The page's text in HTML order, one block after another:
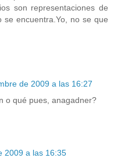
son representaciones de
encuentra.Yo, no se que
de 2009 a las 16:27
o qué pues, anagadner?
2009 a las 16:35